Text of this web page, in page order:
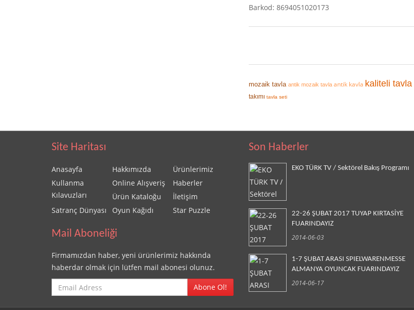
Barkod: 8694051020173
mozaik tavla antik mozaik tavla antik kavla kaliteli tavla
takımı tavla seti
Site Haritası
Anasayfa Hakkımızda
Ürünlerimiz
Kullanma
Kılavuzları
Online Alışveriş
Haberler
Ürün Kataloğu
İletişim
Satranç Dünyası
Oyun Kağıdı Star Puzzle
Mail Aboneliği
Firmamızdan haber, yeni ürünlerimiz hakkında
haberdar olmak için lütfen mail abonesi olunuz.
Abone Ol!
Son Haberler
EKO TÜRK TV / Sektörel Bakış Programı
22-26 ŞUBAT 2017 TUYAP KIRTASİYE
FUARINDAYIZ
2014-06-03
1-7 ŞUBAT ARASI SPIELWARENMESSE
ALMANYA OYUNCAK FUARINDAYIZ
2014-06-17